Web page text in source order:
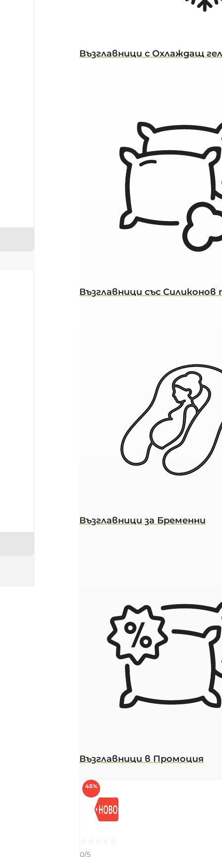
Възглавници с Охлаждащ гел
Възглавници със Силиконов
Възглавници за Бременни
Възглавници в Промоция
45%
☆ ☆ ☆ ☆
☆
0/5